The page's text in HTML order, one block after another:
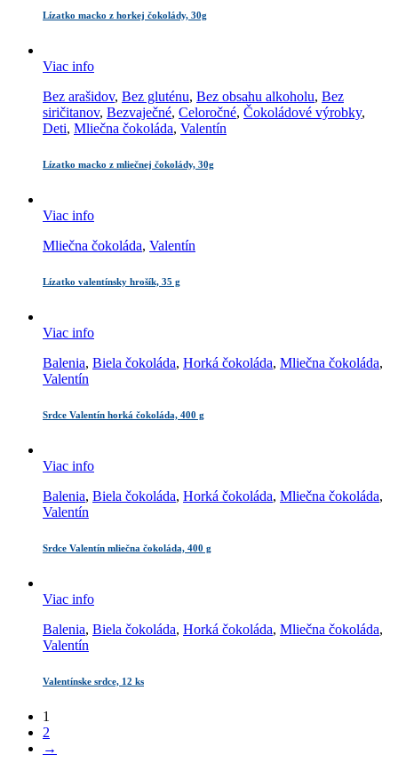
Lízatko macko z horkej čokolády, 30g
Viac info
Bez arašidov, Bez gluténu, Bez obsahu alkoholu, Bez
siričitanov, Bezvaječné, Celoročné, Čokoládové výrobky,
Deti, Mliečna čokoláda, Valentín
Lízatko macko z mliečnej čokolády, 30g
Viac info
Mliečna čokoláda, Valentín
Lízatko valentínsky hrošík, 35 g
Viac info
Balenia, Biela čokoláda, Horká čokoláda, Mliečna čokoláda,
Valentín
Srdce Valentín horká čokoláda, 400 g
Viac info
Balenia, Biela čokoláda, Horká čokoláda, Mliečna čokoláda,
Valentín
Srdce Valentín mliečna čokoláda, 400 g
Viac info
Balenia, Biela čokoláda, Horká čokoláda, Mliečna čokoláda,
Valentín
Valentínske srdce, 12 ks
1
2
→